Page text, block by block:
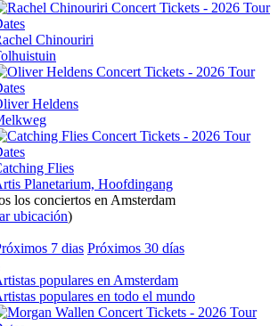
Chinouriri
Heldens
Flies
Planetarium, Hoofdingang
los conciertos en Amsterdam
ubicación)
7 dias Próximos 30 días
populares en Amsterdam
populares en todo el mundo